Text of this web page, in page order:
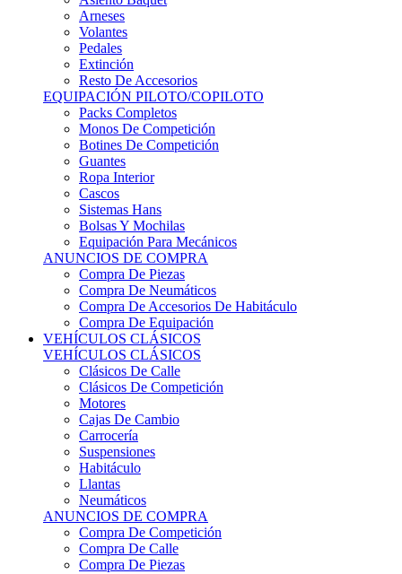
Arneses
Volantes
Pedales
Extinción
Resto De Accesorios
EQUIPACIÓN PILOTO/COPILOTO
Packs Completos
Monos De Competición
Botines De Competición
Guantes
Ropa Interior
Cascos
Sistemas Hans
Bolsas Y Mochilas
Equipación Para Mecánicos
ANUNCIOS DE COMPRA
Compra De Piezas
Compra De Neumáticos
Compra De Accesorios De Habitáculo
Compra De Equipación
VEHÍCULOS CLÁSICOS
VEHÍCULOS CLÁSICOS
Clásicos De Calle
Clásicos De Competición
Motores
Cajas De Cambio
Carrocería
Suspensiones
Habitáculo
Llantas
Neumáticos
ANUNCIOS DE COMPRA
Compra De Competición
Compra De Calle
Compra De Piezas